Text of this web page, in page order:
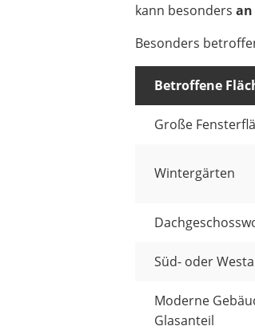
kann besonders
Besonders
Betroffene
Große
Wintergärten
Süd- oder
Moderne
Glasanteil